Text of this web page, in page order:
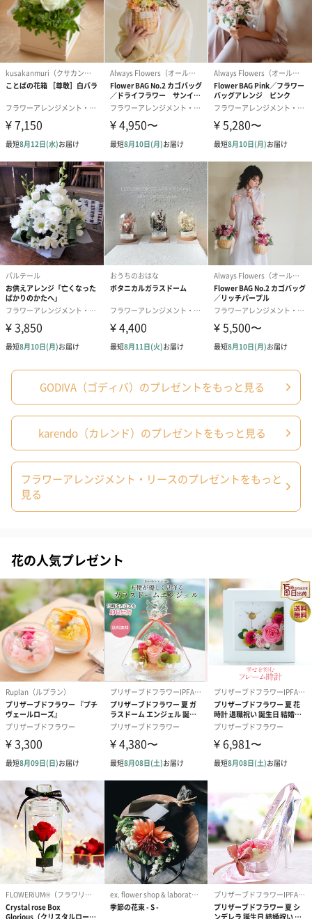
賞味期限
【クッキー】
製造から150日
保存方法
【クッキー】
直射日光、高温多湿を避け、涼しい場所に保存してく
ださい。
注意事項
・クッキーをご選択いただいた場合、販売価格が異な
ります。クッキーセットの場合、+1404円
・こちらの商品は配送日が選択できません。5/9から
5/14の期間に随時お届けいたします。
購入が出来かねます、大変恐縮ですがご了承お願いい
たします。
・生花と雑貨・菓子類は別々の段ボールに梱包した後
一個口で配送いたします。
・写真はイメージです。開花状況等、写真と実際の商
品が異なる場合がございます。
・お花単品でのご購入をご希望のお客様は選択画面に
て"セットなし（単品のみ）"をご選択の上カートに追
加してください。
商品オプション情報
メッセージカード（通常・写真・グリーティング）
誕生日や結婚祝い・出産祝いなど、様々なシーンのメッセージカ
ードを同梱します。
メッセージカードや封筒のデザインは一部変更する場合がありま
す。
写真付きメッセージカ
ード（680円）
ンク（680円）
刷なし）（
紅茶・コーヒー・スイーツ
紅茶・コーヒー・スイーツを同梱してお届けいたします。ギフト
への＋αにおすすめです。
アールグレイ（HAPPY
BIRTHDAY TO YOU）
（660円）
アールグレイティー
（660円）
フルーツティ
円）
GODIVA（ゴディバ）のプレゼントをもっと見る
karendo（カレンド）のプレゼントをもっと見る
フラワーアレンジメント・リースのプレゼントをもっと
見る
花の人気プレゼント